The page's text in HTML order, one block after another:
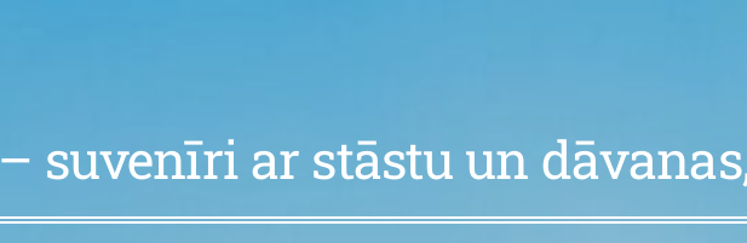
– suvenīri ar stāstu un